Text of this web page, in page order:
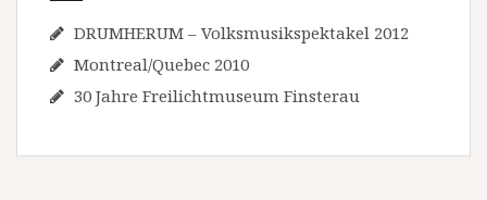
DRUMHERUM – Volksmusikspektakel 2012
Montreal/Quebec 2010
30 Jahre Freilichtmuseum Finsterau